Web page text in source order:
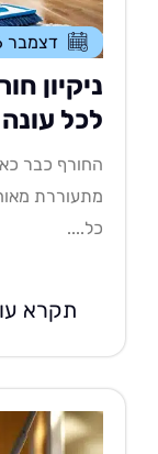
דצמבר 6, 2025
חורף
עונה
כבר כאן,
מאוחר
תקרא עוד